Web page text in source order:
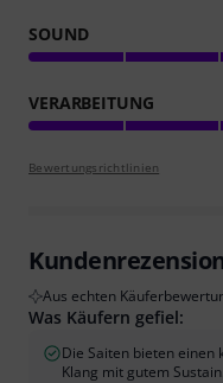
SOUND
VERARBEITUNG
Bewertungsrichtlinien
Aus echten
Was Käufern gefiel:
Die Saiten bieten einen
Klang mit gutem Sustain.